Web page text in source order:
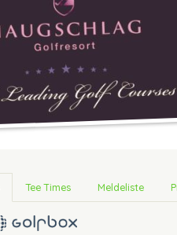
Tee Times Meldeliste